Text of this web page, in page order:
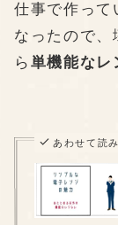
仕事で作って
なったので、
ら 単機能なレ
あわせて読